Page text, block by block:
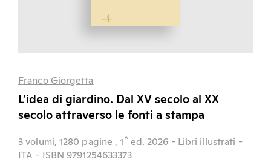
Franco Giorgetta
L’idea di giardino. Dal XV secolo al XX
secolo attraverso le fonti a stampa
3 volumi, 1280 pagine , 1 ^ ed. 2026 - Libri illustrati -
ITA - ISBN 9791254633373